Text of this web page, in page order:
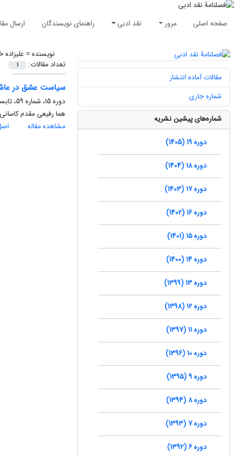
صفحه اصلی مرور نقد ادبی راهنمای نویسندگان ارسال
نویسنده = علیزاده
تعداد مقالات:
1
سیاست عشق در
دوره 15، شماره 59، تابستان 1401، صفحه
هما رفیعی مقدم
مشاهده مقاله
مقالات آماده انتشار
شماره جاری
شماره‌های پیشین نشریه
دوره 19 (1405)
دوره 18 (1404)
دوره 17 (1403)
دوره 16 (1402)
دوره 15 (1401)
دوره 14 (1400)
دوره 13 (1399)
دوره 12 (1398)
دوره 11 (1397)
دوره 10 (1396)
دوره 9 (1395)
دوره 8 (1394)
دوره 7 (1393)
دوره 6 (1392)